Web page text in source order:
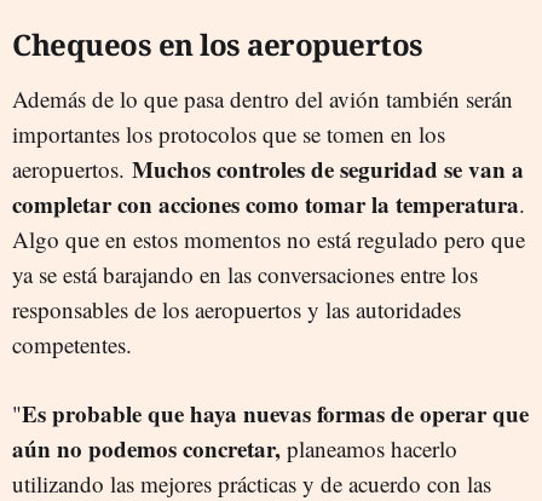
Chequeos en los aeropuertos
Además de lo que pasa dentro del avión también serán
importantes los protocolos que se tomen en los
aeropuertos. Muchos controles de seguridad se van a
completar con acciones como tomar la temperatura.
Algo que en estos momentos no está regulado pero que
ya se está barajando en las conversaciones entre los
responsables de los aeropuertos y las autoridades
competentes.
"Es probable que haya nuevas formas de operar que
aún no podemos concretar, planeamos hacerlo
utilizando las mejores prácticas y de acuerdo con las